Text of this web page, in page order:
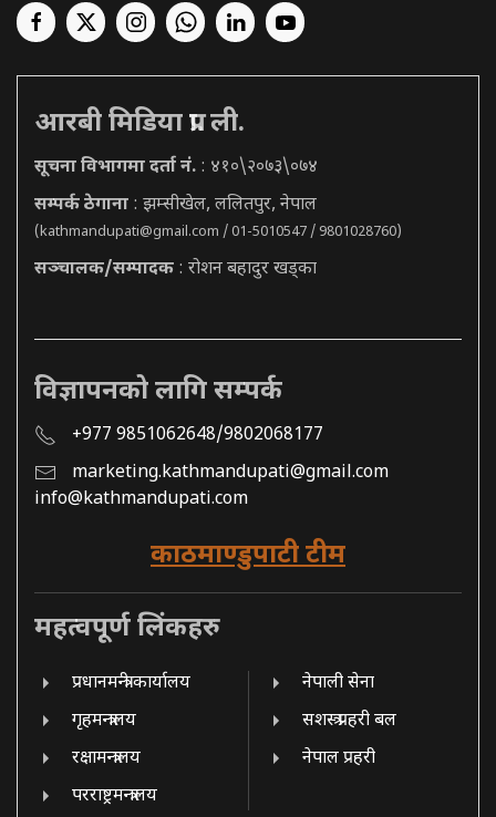
आरबी मिडिया प्रा. ली.
सूचना विभागमा दर्ता नं. : ४१०\२०७३\०७४
सम्पर्क ठेगाना : झम्सीखेल, ललितपुर, नेपाल
(kathmandupati@gmail.com / 01-5010547 / 9801028760)
सञ्चालक/सम्पादक : रोशन बहादुर खड्का
विज्ञापनको लागि सम्पर्क
+977 9851062648/9802068177
marketing.kathmandupati@gmail.com
info@kathmandupati.com
काठमाण्डुपाटी टीम
महत्वपूर्ण लिंकहरु
प्रधानमन्त्री कार्यालय
गृहमन्त्रालय
रक्षामन्त्रालय
परराष्ट्रमन्त्रालय
नेपाली सेना
सशस्त्र प्रहरी बल
नेपाल प्रहरी